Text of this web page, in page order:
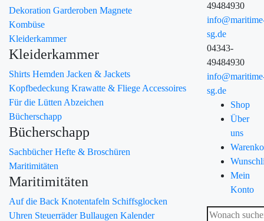
Dekoration Garderoben Magnete
Kombüse
Kleiderkammer
Kleiderkammer
Shirts Hemden Jacken & Jackets
Kopfbedeckung Krawatte & Fliege Accessoires
Für die Lütten Abzeichen
Bücherschapp
Bücherschapp
SachbücherHefte & Broschüren
Maritimitäten
Maritimitäten
Auf die Back Knotentafeln Schiffsglocken
Uhren SteuerräderBullaugen Kalender
49484930
sg.de
04343-
49484930
sg.de
Shop
Über
uns
Mein
Konto